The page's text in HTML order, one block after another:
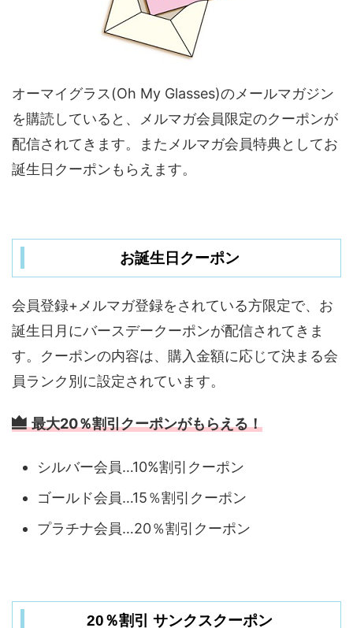
オーマイグラス(Oh My Glasses)のメールマガジン
を購読していると、メルマガ会員限定のクーポンが
配信されてきます。またメルマガ会員特典としてお
誕生日クーポンもらえます。
お誕生日クーポン
会員登録+メルマガ登録をされている方限定で、お
誕生日月にバースデークーポンが配信されてきま
す。クーポンの内容は、購入金額に応じて決まる会
員ランク別に設定されています。
最大20％割引クーポンがもらえる！
シルバー会員…10%割引クーポン
ゴールド会員…15％割引クーポン
プラチナ会員…20％割引クーポン
20％割引 サンクスクーポン